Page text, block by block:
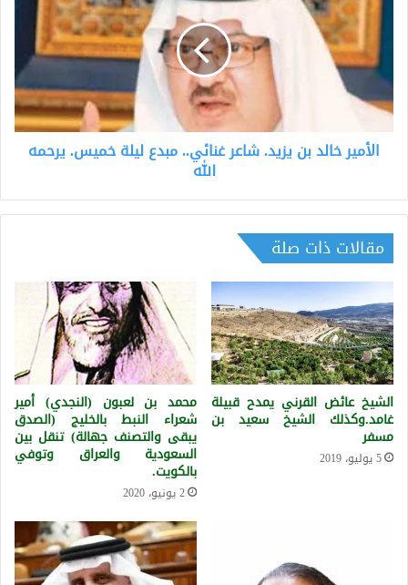
سلطان
الطبية
العسكرية
يزيد.
شاعر
غنائي..
مبدع
ليلة
خميس.
يرحمه
الأمير خالد بن يزيد. شاعر غنائي.. مبدع ليلة خميس. يرحمه
الله
مقالات ذات صلة
الشيخ عائض القرني يمدح قبيلة
غامد.وكذلك الشيخ سعيد بن
مسفر
5 يوليو، 2019
محمد بن لعبون (النجدي) أمير
شعراء النبط بالخليج (الصدق
يبقى والتصنف جهالة) تنقل بين
السعودية والعراق وتوفي
بالكويت.
2 يونيو، 2020